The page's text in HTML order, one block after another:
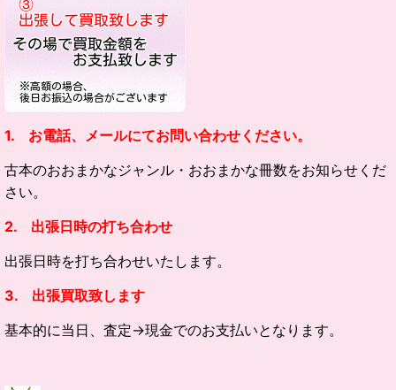
1. お電話、メールにてお問い合わせください。
古本のおおまかなジャンル・ おおまかな冊数をお知らせくだ
さい。
2. 出張日時の打ち合わせ
出張日時を打ち合わせいたします。
3. 出張買取致します
基本的に当日、査定→現金でのお支払いとなります。